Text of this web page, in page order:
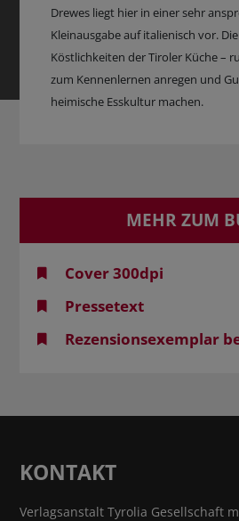
Drewes liegt hier in einer sehr
Kleinausgabe auf italienisch vor.
Köstlichkeiten der Tiroler Küche –
zum Kennenlernen anregen und
heimische Esskultur machen.
MEHR ZUM
Cover 300dpi
Pressetext
Rezensionsexemplar
KONTAKT
Verlagsanstalt Tyrolia Gesellschaft